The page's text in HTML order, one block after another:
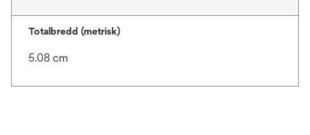
Totalbredd (metrisk)
5.08 cm